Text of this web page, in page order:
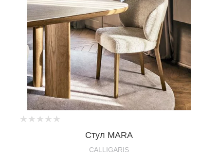
Стул MARA
CALLIGARIS